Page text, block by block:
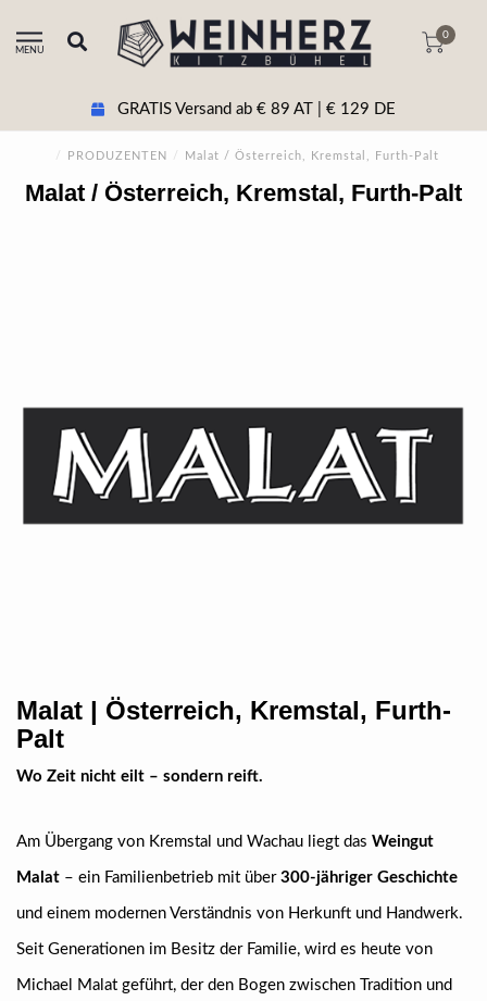
MENU
0
+43 5356 20511 Beratung & tel. Bestellung
/ PRODUZENTEN / Malat / Österreich, Kremstal, Furth-Palt
Malat / Österreich, Kremstal, Furth-Palt
Malat | Österreich, Kremstal, Furth-
Palt
Wo Zeit nicht eilt – sondern reift.
Am Übergang von Kremstal und Wachau liegt das Weingut
Malat – ein Familienbetrieb mit über 300-jähriger Geschichte
und einem modernen Verständnis von Herkunft und Handwerk.
Seit Generationen im Besitz der Familie, wird es heute von
Michael Malat geführt, der den Bogen zwischen Tradition und